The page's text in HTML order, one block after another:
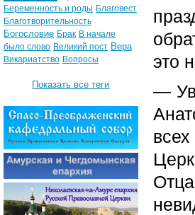
это
—
Беременность и роды Благовест
Благотворительность
Богословие Брак В начале
было слово Великий пост Вера
Викариатство Вопросы
Показать все теги